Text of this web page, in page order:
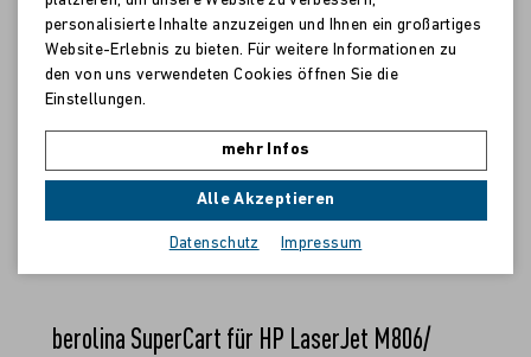
berolina SuperCart für HP LaserJet M806/
personalisierte Inhalte anzuzeigen und Ihnen ein großartiges
Website-Erlebnis zu bieten. Für weitere Informationen zu
den von uns verwendeten Cookies öffnen Sie die
Einstellungen.
mehr Infos
Alle Akzeptieren
Datenschutz Impressum